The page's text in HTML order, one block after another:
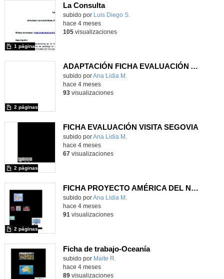
La Consulta
Contenido educativo.
subido por Luis Diego S.
1 página
hace 4 meses
105visualizaciones
ADAPTACIÓN FICHA EVALUACIÓN ALUMNOS 1º EN NIVEL DE 6º
Contenido educativo.
subido porAna Lidia M.
2 páginas
hace 4 meses
93visualizaciones
FICHA EVALUACIÓN VISITA SEGOVIA
Contenido educativo.
subido porAna Lidia M.
2 páginas
hace 4 meses
67visualizaciones
FICHA PROYECTO AMÉRICA DEL NORTE
Contenido educativo.
subido porAna Lidia M.
2 páginas
hace 4 meses
91 visualizaciones
Ficha de trabajo-Oceanía
Contenido educativo.
subido por Maite R.
hace 4 meses
89visualizaciones